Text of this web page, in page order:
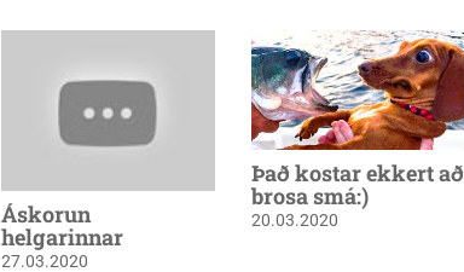
Áskorun
helgarinnar
27.03.2020
Það kostar ekkert að
brosa smá:)
20.03.2020